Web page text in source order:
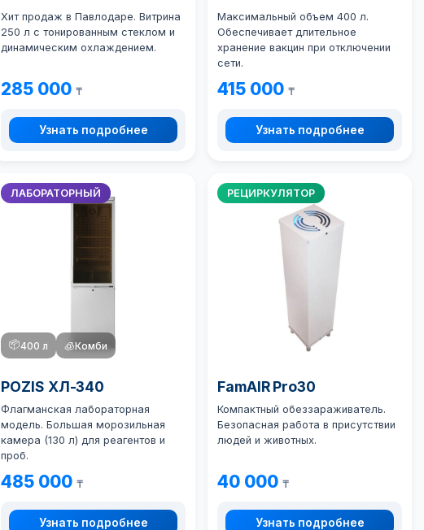
Хит продаж в Павлодаре. Витрина
250 л с тонированным стеклом и
динамическим охлаждением.
285 000₸
Узнать подробнее
Максимальный объем 400 л.
Обеспечивает длительное
хранение вакцин при отключении
сети.
415 000₸
Узнать подробнее
ЛАБОРАТОРНЫЙ
📦400 л 🧊Комби
POZIS ХЛ-340
Флагманская лабораторная
модель. Большая морозильная
камера (130 л) для реагентов и
проб.
485 000₸
Узнать подробнее
РЕЦИРКУЛЯТОР
FamAIR Pro30
Компактный обеззараживатель.
Безопасная работа в присутствии
людей и животных.
40 000₸
Узнать подробнее